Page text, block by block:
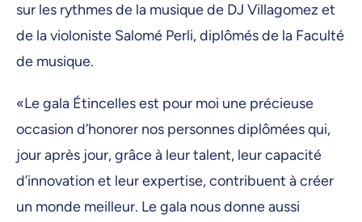
sur les rythmes de la musique de DJ Villagomez et
de la violoniste Salomé Perli, diplômés de la Faculté
de musique.
«Le gala Étincelles est pour moi une précieuse
occasion d’honorer nos personnes diplômées qui,
jour après jour, grâce à leur talent, leur capacité
d’innovation et leur expertise, contribuent à créer
un monde meilleur. Le gala nous donne aussi